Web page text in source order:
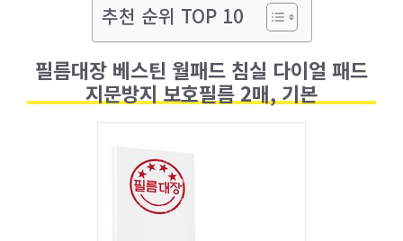
추천 순위 TOP 10
필름대장 베스틴 월패드 침실 다이얼 패드
지문방지 보호필름 2매, 기본